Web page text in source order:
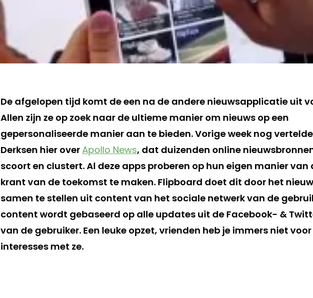
De afgelopen tijd komt de een na de andere nieuwsapplicatie uit
Allen zijn ze op zoek naar de ultieme manier om nieuws op een
gepersonaliseerde manier aan te bieden. Vorige week nog
Derksen hier overApollo News, dat duizenden online
scoort en clustert. Al deze apps proberen op hun eigen manier van
krant van de toekomst te maken. Flipboard doet dit door het
samen te stellen uit content van het sociale netwerk van de
content wordt gebaseerd op alle updates uit de Facebook- &
van de gebruiker. Een leuke opzet, vrienden heb je immers niet
interesses met ze.